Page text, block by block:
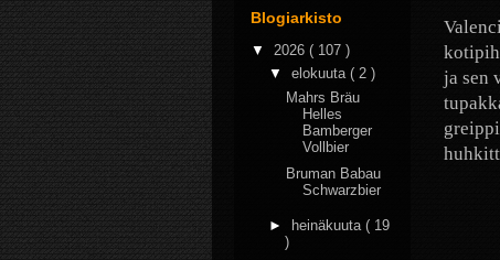
ja sen
Blogiarkisto
▼ 2026 ( 107 )
▼ elokuuta ( 2 )
Mahrs Bräu
Helles
Bamberger
Vollbier
Bruman Babau
Schwarzbier
► heinäkuuta ( 19
)